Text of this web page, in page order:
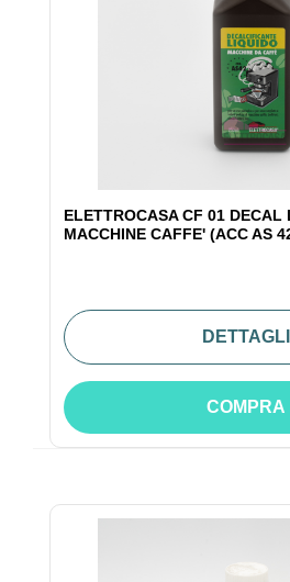
ELETTROCASA CF 01 DECAL
MACCHINE CAFFE' (ACC AS
DETTAGLI
COMPRA